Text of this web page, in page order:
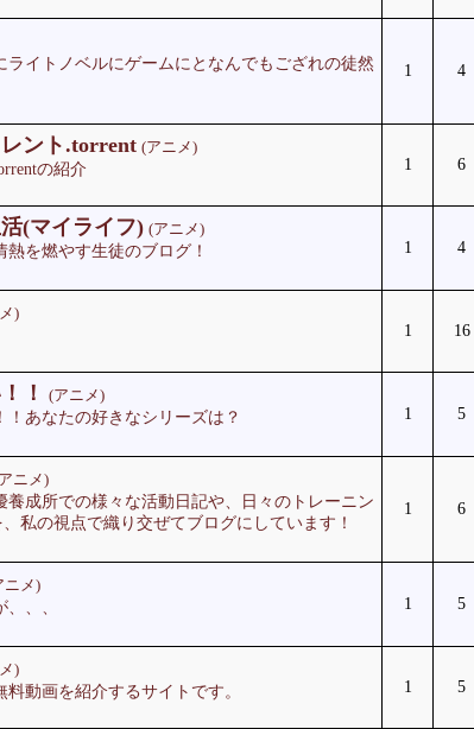
ライトノベルにゲームにとなんでもござれの徒然
1 4
ント.torrent (アニメ)
の紹介
1 6
(マイライフ) (アニメ)
を燃やす生徒のブログ！
1 4
)
1 16
！
(アニメ)
！あなたの好きなシリーズは？
1 5
ニメ)
養成所での様々な活動日記や、日々のトレーニン
私の視点で織り交ぜてブログにしています！
1 6
ニメ)
、、
1 5
)
動画を紹介するサイトです。
1 5